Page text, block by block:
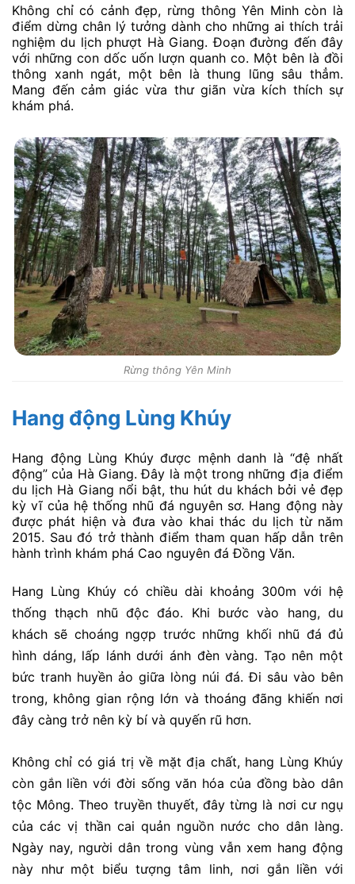
Không chỉ có cảnh đẹp, rừng thông Yên Minh còn là
điểm dừng chân lý tưởng dành cho những ai thích trải
nghiệm du lịch phượt Hà Giang. Đoạn đường đến đây
với những con dốc uốn lượn quanh co. Một bên là đồi
thông xanh ngát, một bên là thung lũng sâu thẳm.
Mang đến cảm giác vừa thư giãn vừa kích thích sự
khám phá.
Rừng thông Yên Minh
Hang động Lùng Khúy
Hang động Lùng Khúy được mệnh danh là “đệ nhất
động” của Hà Giang. Đây là một trong những địa điểm
du lịch Hà Giang nổi bật, thu hút du khách bởi vẻ đẹp
kỳ vĩ của hệ thống nhũ đá nguyên sơ. Hang động này
được phát hiện và đưa vào khai thác du lịch từ năm
2015. Sau đó trở thành điểm tham quan hấp dẫn trên
hành trình khám phá Cao nguyên đá Đồng Văn.
Hang Lùng Khúy có chiều dài khoảng 300m với hệ
thống thạch nhũ độc đáo. Khi bước vào hang, du
khách sẽ choáng ngợp trước những khối nhũ đá đủ
hình dáng, lấp lánh dưới ánh đèn vàng. Tạo nên một
bức tranh huyền ảo giữa lòng núi đá. Đi sâu vào bên
trong, không gian rộng lớn và thoáng đãng khiến nơi
đây càng trở nên kỳ bí và quyến rũ hơn.
Không chỉ có giá trị về mặt địa chất, hang Lùng Khúy
còn gắn liền với đời sống văn hóa của đồng bào dân
tộc Mông. Theo truyền thuyết, đây từng là nơi cư ngụ
của các vị thần cai quản nguồn nước cho dân làng.
Ngày nay, người dân trong vùng vẫn xem hang động
này như một biểu tượng tâm linh, nơi gắn liền với